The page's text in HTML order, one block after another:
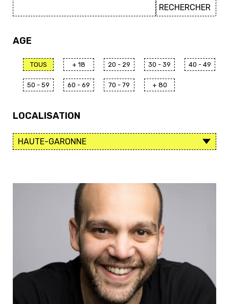
AGE
TOUS + 18 20 - 29 30 - 39 40 - 49
50 - 59 60 - 69 70 - 79 + 80
LOCALISATION